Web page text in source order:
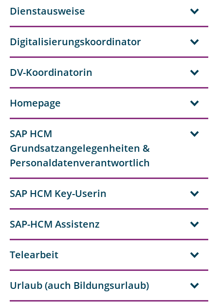
Dienstausweise
Digitalisierungskoordinator
DV-Koordinatorin
Homepage
SAP HCM
Grundsatzangelegenheiten &
Personaldatenverantwortlich
SAP HCM Key-Userin
SAP-HCM Assistenz
Telearbeit
Urlaub (auch Bildungsurlaub)